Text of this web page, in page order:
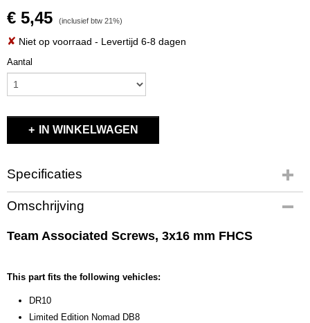
€ 5,45 (inclusief btw 21%)
✘ Niet op voorraad - Levertijd 6-8 dagen
Aantal
IN WINKELWAGEN
Specificaties
Productcode
25204
EAN code
25204
0,10 Kg
Omschrijving
Team Associated Screws, 3x16 mm FHCS
This part fits the following vehicles:
DR10
Limited Edition Nomad DB8